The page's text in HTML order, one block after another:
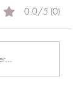
de
0.0/5 (0)